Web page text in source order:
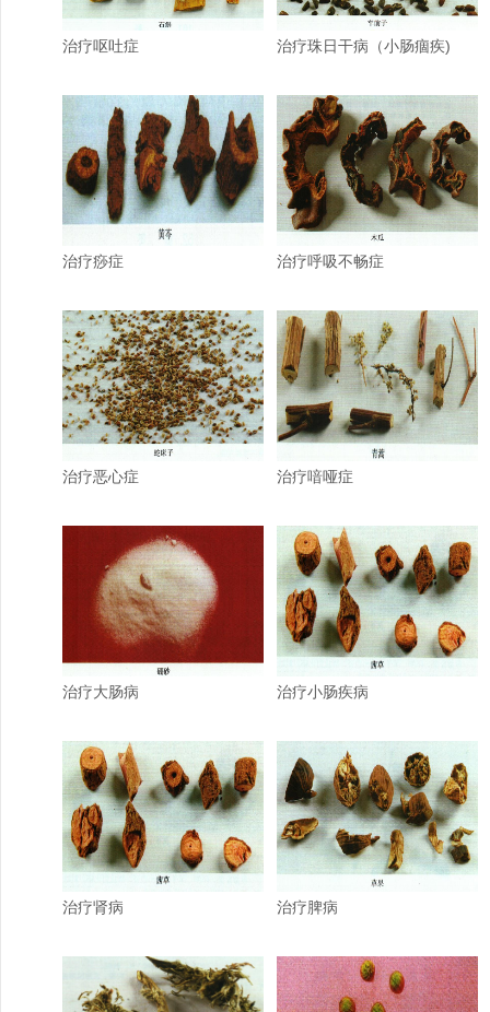
治疗呕吐症 治疗珠日干病（小肠痼疾)
治疗痧症 治疗呼吸不畅症
治疗恶心症 治疗喑哑症
治疗大肠病 治疗小肠疾病
治疗肾病 治疗脾病